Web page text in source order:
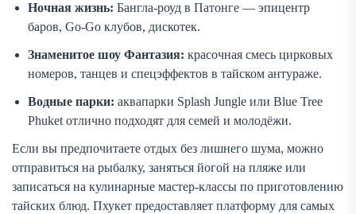
Ночная жизнь: Бангла-роуд в Патонге — эпицентр
баров, Go-Go клубов, дискотек.
Знаменитое шоу Фантазия: красочная смесь цирковых
номеров, танцев и спецэффектов в тайском антураже.
Водные парки: аквапарки Splash Jungle или Blue Tree
Phuket отлично подходят для семей и молодёжи.
Если вы предпочитаете отдых без лишнего шума, можно
отправиться на рыбалку, заняться йогой на пляже или
записаться на кулинарные мастер-классы по приготовлению
тайских блюд. Пхукет предоставляет платформу для самых